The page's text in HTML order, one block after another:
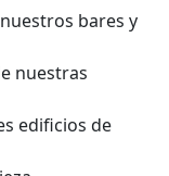
bares y
nuestras
edificios de